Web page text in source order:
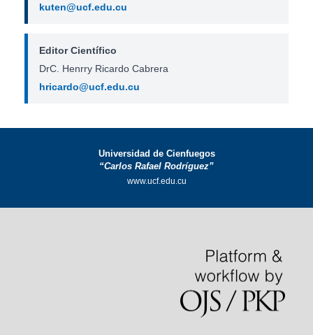
kuten@ucf.edu.cu
Editor Científico
DrC. Henrry Ricardo Cabrera
hricardo@ucf.edu.cu
Universidad de Cienfuegos
“Carlos Rafael Rodríguez”
www.ucf.edu.cu